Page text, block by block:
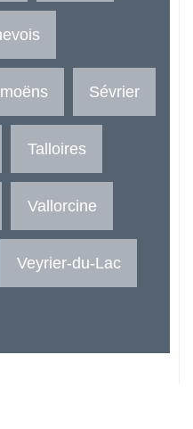
Sévrier
Talloires
Vallorcine
Veyrier-du-Lac